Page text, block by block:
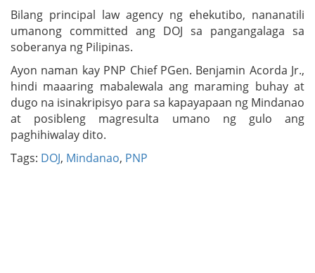
Bilang principal law agency ng ehekutibo, nananatili
umanong committed ang DOJ sa pangangalaga sa
soberanya ng Pilipinas.
Ayon naman kay PNP Chief PGen. Benjamin Acorda Jr.,
hindi maaaring mabalewala ang maraming buhay at
dugo na isinakripisyo para sa kapayapaan ng Mindanao
at posibleng magresulta umano ng gulo ang
paghihiwalay dito.
Tags: DOJ, Mindanao, PNP